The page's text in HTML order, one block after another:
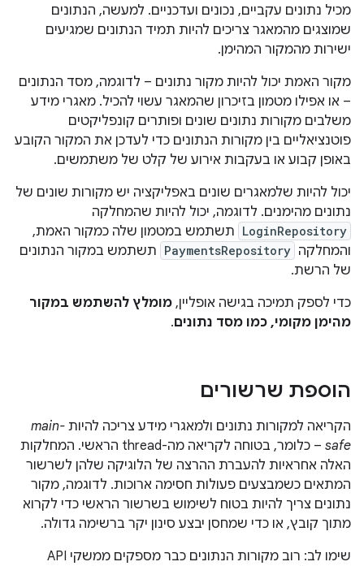
מכיל נתונים עקביים, נכונים ועדכניים. למעשה, הנתונים
שמוצגים מהמאגר צריכים להיות תמיד הנתונים שמגיעים
ישירות מהמקור המהימן.
מקור האמת יכול להיות מקור נתונים – לדוגמה, מסד הנתונים
– או אפילו מטמון בזיכרון שהמאגר עשוי להכיל. מאגרי מידע
משלבים מקורות נתונים שונים ופותרים קונפליקטים
פוטנציאליים בין מקורות הנתונים כדי לעדכן את המקור הקובע
באופן קבוע או בעקבות אירוע של קלט של משתמשים.
יכול להיות שלמאגרים שונים באפליקציה יש מקורות שונים של
נתונים מהימנים. לדוגמה, יכול להיות שהמחלקה
LoginRepository תשתמש במטמון שלה כמקור האמת,
והמחלקה PaymentsRepository תשתמש במקור הנתונים
של הרשת.
כדי לספק תמיכה בגישה אופליין, מומלץ להשתמש במקור
מהימן מקומי, כמו מסד נתונים.
הוספת שרשורים
הקריאה למקורות נתונים ולמאגרי מידע צריכה להיות main-
safe
– כלומר, בטוחה לקריאה מה-thread הראשי. המחלקות
האלה אחראיות להעברת ההרצה של הלוגיקה שלהן לשרשור
המתאים כשמבצעים פעולות חסימה ארוכות. לדוגמה, מקור
נתונים צריך להיות בטוח לשימוש בשרשור הראשי כדי לקרוא
מתוך קובץ, או כדי שמחסן יבצע סינון יקר ברשימה גדולה.
שימו לב: רוב מקורות הנתונים כבר מספקים ממשקי API